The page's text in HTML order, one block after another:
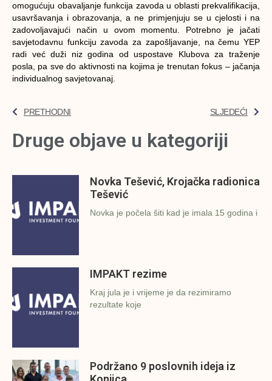
omogućuju obavaljanje funkcija zavoda u oblasti prekvalifikacija,
usavršavanja i obrazovanja, a ne primjenjuju se u cjelosti i na
zadovoljavajući način u ovom momentu. Potrebno je jačati
savjetodavnu funkciju zavoda za zapošljavanje, na čemu YEP
radi već duži niz godina od uspostave Klubova za traženje
posla, pa sve do aktivnosti na kojima je trenutan fokus – jačanja
individualnog savjetovanaj.
PRETHODNI SLJEDEĆI
Druge objave u kategoriji
Novka Tešević, Krojačka radionica
Tešević
Novka je počela šiti kad je imala 15 godina i
IMPAKT rezime
Kraj jula je i vrijeme je da rezimiramo
rezultate koje
Podržano 9 poslovnih ideja iz